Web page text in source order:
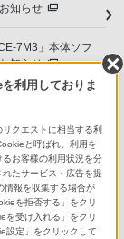
知らせ
7M3」本体ソフ
知らせ
発売日決定のお
7SM3」本体ソ
お知らせ
利用しておりま
クエストに相当する利
と呼ばれ、利用を
お客様の利用状況を分
たサービス・広告を提
情報を収集する場合が
を拒否する」をクリ
を受け入れる」をクリ
設定」をクリックして